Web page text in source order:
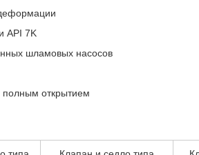
API 7K
шламовых насосов
открытием